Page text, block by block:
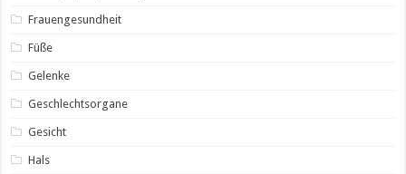
Frauengesundheit
Füße
Gelenke
Geschlechtsorgane
Gesicht
Hals